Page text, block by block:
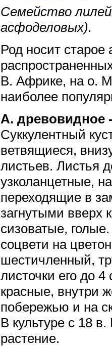
Семейство
асфоделовых).
Род носит старое
В. Африке, на о.
наиболее
А. древовидное
Суккулентный
ветвящиеся,
листьев. Листья
узколанцетные,
переходящие в
загнутыми вверх
сизоватые,
соцвети на
шестичленный,
листочки его до
красные, внутри
побережью и на
В культуре с 18
растение.